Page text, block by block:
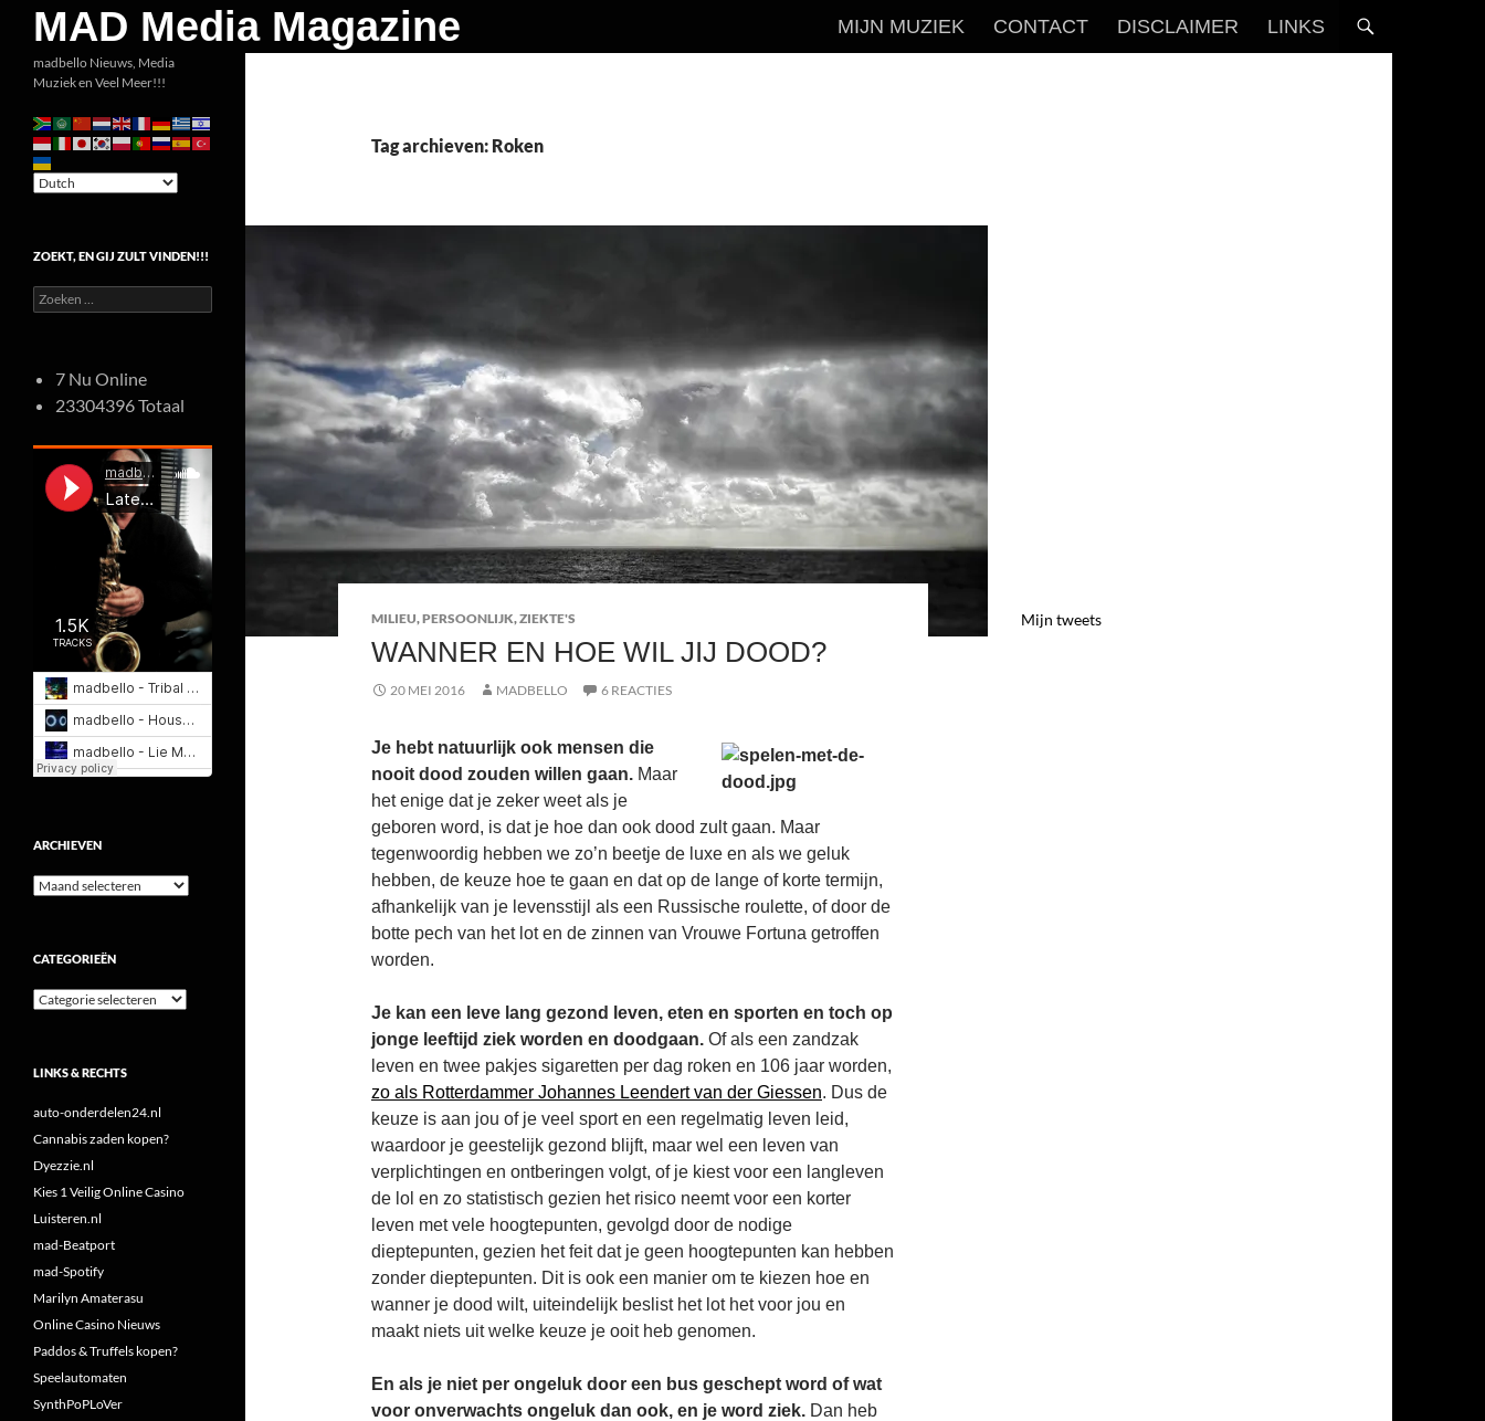
inhoud
MAD Media Magazine
Zoeken
MIJN MUZIEK CONTACT DISCLAIMER LINKS
Tag archieven: Roken
MILIEU,PERSOONLIJK,ZIEKTE'S
WANNER EN HOE WIL JIJ DOOD?
20 MEI 2016 MADBELLO 6 REACTIES
Je hebt natuurlijk ook mensen die
nooit dood zouden willen gaan. Maar
het enige dat je zeker weet als je
geboren word, is dat je hoe dan ook dood zult gaan. Maar
tegenwoordig hebben we zo’n beetje de luxe en als we geluk
hebben, de keuze hoe te gaan en dat op de lange of korte termijn,
afhankelijk van je levensstijl als een Russische roulette, of door de
botte pech van het lot en de zinnen van Vrouwe Fortuna getroffen
worden.
Je kan een leve lang gezond leven, eten en sporten en toch op
jonge leeftijd ziek worden en doodgaan. Of als een zandzak
leven en twee pakjes sigaretten per dag roken en 106 jaar worden,
zo als Rotterdammer Johannes Leendert van der Giessen. Dus de
keuze is aan jou of je veel sport en een regelmatig leven leid,
waardoor je geestelijk gezond blijft, maar wel een leven van
verplichtingen en ontberingen volgt, of je kiest voor een langleven
de lol en zo statistisch gezien het risico neemt voor een korter
leven met vele hoogtepunten, gevolgd door de nodige
dieptepunten, gezien het feit dat je geen hoogtepunten kan hebben
zonder dieptepunten. Dit is ook een manier om te kiezen hoe en
wanner je dood wilt, uiteindelijk beslist het lot het voor jou en
maakt niets uit welke keuze je ooit heb genomen.
En als je niet per ongeluk door een bus geschept word of wat
voor onverwachts ongeluk dan ook, en je word ziek. Dan heb
Mijn tweets
madbello Nieuws, Media
Muziek en Veel Meer!!!
ZOEKT, EN GIJ ZULT VINDEN!!!
Zoeken
naar:
7 Nu Online
23304396 Totaal
ARCHIEVEN
Archieven
CATEGORIEËN
Categorieën
LINKS & RECHTS
auto-onderdelen24.nl
Cannabis zaden kopen?
Dyezzie.nl
Kies 1 Veilig Online Casino
Luisteren.nl
mad-Beatport
mad-Spotify
Marilyn Amaterasu
Online Casino Nieuws
Paddos & Truffels kopen?
Speelautomaten
SynthPoPLoVer